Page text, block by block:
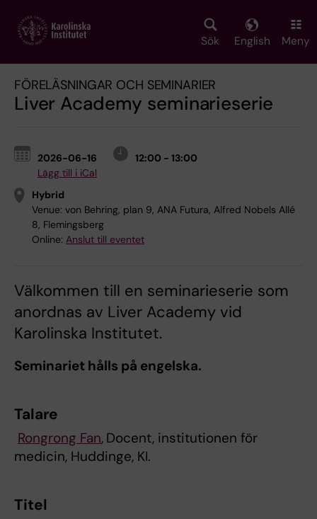
main
Sök English Meny
FÖRELÄSNINGAR OCH SEMINARIER
Liver Academy seminarieserie
2026-06-16
12:00 - 13:00
Lägg till i iCal
Hybrid
Venue: von Behring, plan 9, ANA Futura, Alfred Nobels Allé
8, Flemingsberg
Online: Anslut till eventet
Välkommen till en seminarieserie som
anordnas av Liver Academy vid
Karolinska Institutet.
Seminariet hålls på engelska.
Talare
Rongrong Fan, Docent, institutionen för
medicin, Huddinge, KI.
Titel